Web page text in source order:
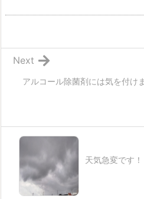
アルコール除菌剤には気を付け
Next
天気急変です！